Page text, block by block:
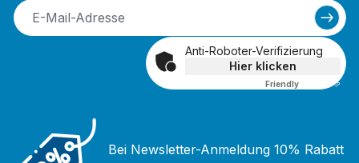
Anti-Roboter-Verifizierung
Hier klicken
Friendly Captcha ⇗
Bei Newsletter-Anmeldung 10% Rabatt